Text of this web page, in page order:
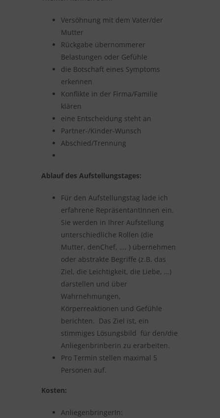
Versöhnung mit dem Vater/der
Mutter
Rückgabe übernommerer
Belastungen oder Gefühle
die Botschaft eines Symptoms
erkennen
Konflikte in der Firma/Familie
klären
eine Entscheidung steht an
Partner-/Kinder-Wunsch
Abschied/Trennung
Ablauf des Aufstellungstages:
Für den Aufstellungstag lade ich
erfahrene RepräsentantInnen ein.
Sie werden in Ihrer Aufstellung
unterschiedliche Rollen (die
Mutter, denChef, …. ) übernehmen
oder abstrakte Begriffe (z.B. das
Ziel, die Leichtigkeit, die Liebe, …)
darstellen und über
Wahrnehmungen,
Körperreaktionen und Gefühle
berichten. Das Ziel ist, ein
stimmiges Lösungsbild für den/die
Anliegenbrinberin zu erarbeiten.
Pro Termin stellen maximal 5
Personen auf.
Kosten:
AnliegenbringerIn: